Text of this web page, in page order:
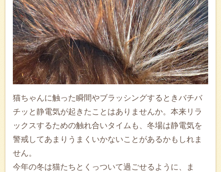
猫ちゃんに触った瞬間やブラッシングするときバチバ
チッと静電気が起きたことはありませんか。本来リラ
ックスするための触れ合いタイムも、冬場は静電気を
警戒してあまりうまくいかないことがあるかもしれま
せん。
今年の冬は猫たちとくっついて過ごせるように、ま